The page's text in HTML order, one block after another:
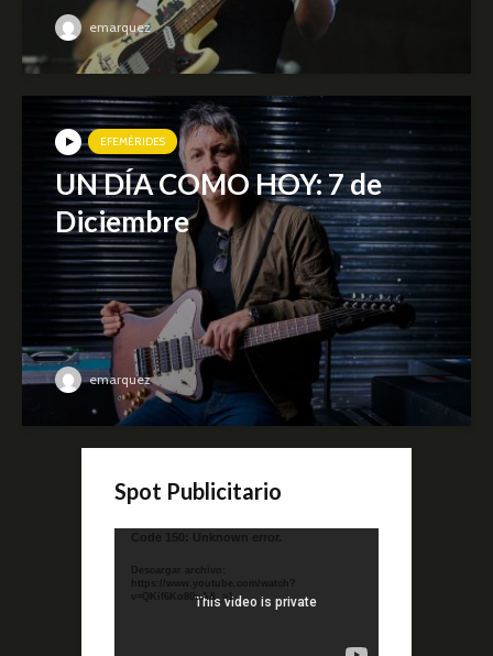
emarquez
EFEMÉRIDES
UN DÍA COMO HOY: 7 de
Diciembre
emarquez
Spot Publicitario
Reproductor
video
Code 150: Unknown error.
Descargar archivo:
https://www.youtube.com/watch?
v=QKif6Ko80uA&_=1